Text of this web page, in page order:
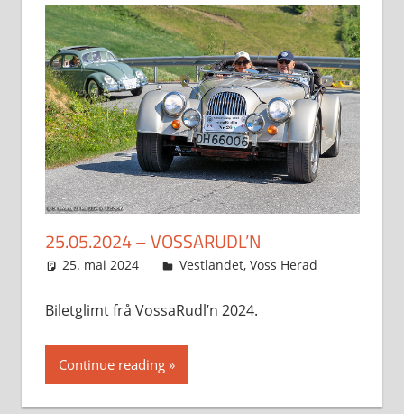
25.05.2024 – VOSSARUDL’N
25. mai 2024 Svein
Vestlandet, Voss Herad
Biletglimt frå VossaRudl’n 2024.
Continue reading